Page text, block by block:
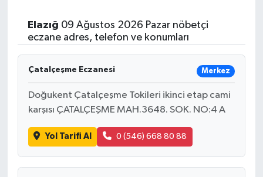
Elazığ 09 Ağustos 2026 Pazar nöbetçi
eczane adres, telefon ve konumları
Çatalçeşme Eczanesi Merkez
Doğukent Çatalçeşme Tokileri ikinci etap cami
karşısı ÇATALÇEŞME MAH.3648. SOK. NO:4 A
Yol Tarifi Al 0 (546) 668 80 88
Güncel
HABERDE İNSAN
KÜLTÜR SANAT